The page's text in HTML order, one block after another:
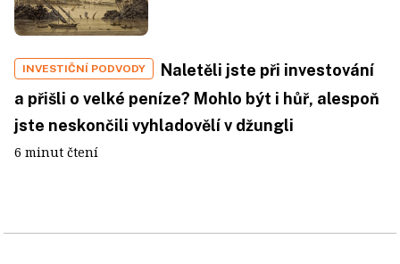
INVESTIČNÍ PODVODY
Naletěli jste při investování
a přišli o velké peníze? Mohlo být i hůř, alespoň
jste neskončili vyhladovělí v džungli
6 minut čtení